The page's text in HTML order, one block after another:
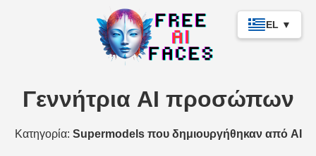
EL ▼
Γεννήτρια AI προσώπων
Κατηγορία: Supermodels που δημιουργήθηκαν από AI